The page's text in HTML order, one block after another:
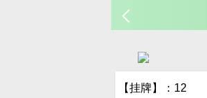
【挂牌】：12